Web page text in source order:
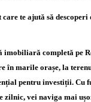
care te ajută să
imobiliară completă pe
în marile orașe, la
pentru investiții. Cu
vei naviga mai